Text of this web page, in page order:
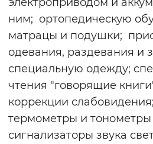
ним; ортопедическую
матрацы и подушки;
одевания, раздевания и
специальную одежду;
чтения "говорящие
коррекции
термометры и
сигнализаторы звука